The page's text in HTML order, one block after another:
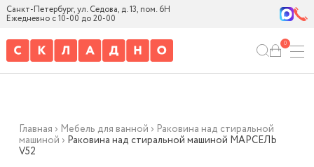
Санкт-Петербург, ул. Седова, д. 13, пом. 6Н
Ежедневно с 10-00 до 20-00
0
Главная › Мебель для ванной › Раковина над стиральной
машиной › Раковина над стиральной машиной МАРСЕЛЬ
V52